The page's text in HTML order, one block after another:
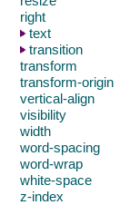
right
text
transition
transform
transform-origin
vertical-align
visibility
width
word-spacing
word-wrap
white-space
z-index